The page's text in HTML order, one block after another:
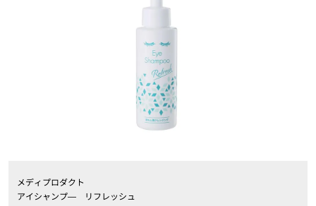
メディプロダクト
アイシャンプ― リフレッシュ